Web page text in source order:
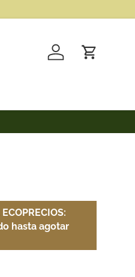
Einloggen
hasta agotar